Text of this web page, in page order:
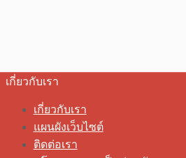
เกี่ยวกับเรา
เกี่ยวกับเรา
แผนผังเว็บไซต์
ติดต่อเรา